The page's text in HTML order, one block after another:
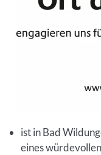
ist in Bad
eines